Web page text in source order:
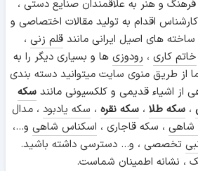
و هنر به علاقمندان صنایع دستی ،
اقدام به تولید مقالات اختصاصی و
ساخته های اصیل ایرانی مانندقلم زنی ،
خاتم کاری ، رودوزی ها و بسیاری دیگر را به
از طریق منوی سایت میتوانید دسته بندی
از اشیاء قدیمی و کلکسیونی مانند سکه
، سکه طلا ، سکه نقره ، سکه یادبود ، مدال
شاهی ، سکه قاجاری ، اسکناس شاهی و...،
تخصصی ، و... دسترسی داشته باشید.
، نشانه اطمینان شماست.